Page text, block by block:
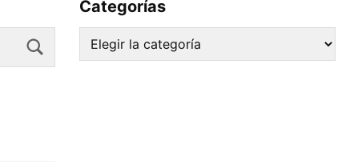
Categorías
Categorías